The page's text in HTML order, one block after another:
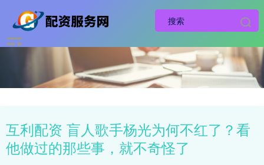
互利配资 盲人歌手杨光为何不红了？看
他做过的那些事，就不奇怪了